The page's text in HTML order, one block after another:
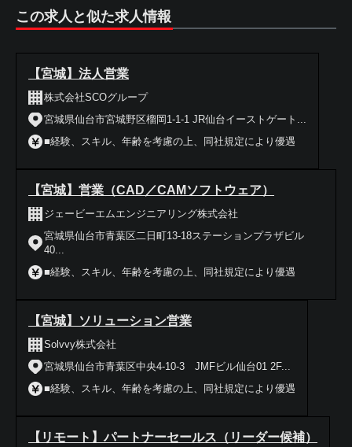
この求人と似た求人情報
【宮城】法人営業
株式会社SCOグループ
宮城県仙台市宮城野区榴岡1-1-1 JR仙台イーストゲート...
■経験、スキル、年齢を考慮の上、同社規定により優遇
【宮城】営業（CAD／CAMソフトウェア）
ジェービーエムエンジニアリング株式会社
宮城県仙台市青葉区二日町13-18ステーションプラザビル
40...
■経験、スキル、年齢を考慮の上、同社規定により優遇
【宮城】ソリューション営業
Solvvy株式会社
宮城県仙台市青葉区中央4-10-3 JMFビル仙台01 2F...
■経験、スキル、年齢を考慮の上、同社規定により優遇
【リモート】パートナーセールス（リーダー候補）